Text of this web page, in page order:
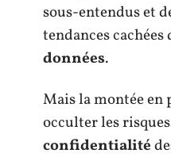
sous-entendus et
tendances
données.
Mais la montée en
occulter les
confidentialité